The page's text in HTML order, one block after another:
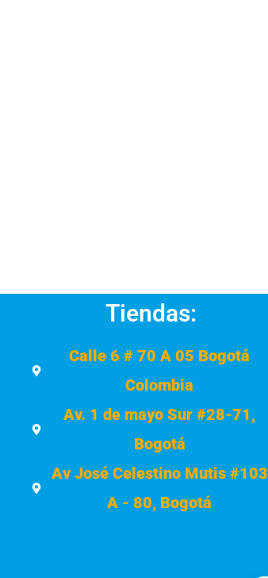
Tiendas:
Calle 6 # 70 A 05 Bogotá
Colombia
Av. 1 de mayo Sur #28-71,
Bogotá
Av José Celestino Mutis #103
A - 80, Bogotá